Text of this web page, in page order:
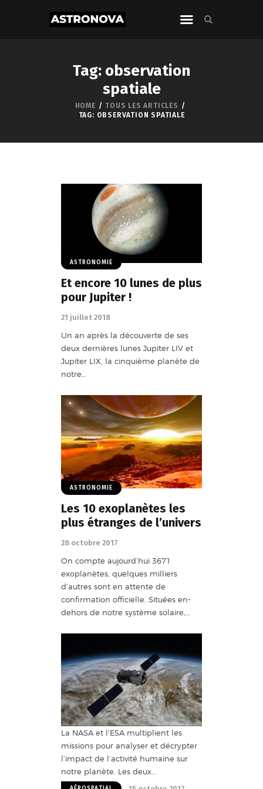
Tag: observation
spatiale
HOME
TOUS LES ARTICLES
TAG: OBSERVATION SPATIALE
ASTRONOMIE
Et encore 10 lunes de plus
pour Jupiter !
21 juillet 2018
Un an après la découverte de ses
deux dernières lunes Jupiter LIV et
Jupiter LIX, la cinquième planète de
notre…
ASTRONOMIE
Les 10 exoplanètes les
plus étranges de l’univers
28 octobre 2017
On compte aujourd’hui 3671
exoplanètes, quelques milliers
d’autres sont en attente de
confirmation officielle. Situées en-
dehors de notre système solaire,…
La NASA et l’ESA multiplient les
missions pour analyser et décrypter
l’impact de l’activité humaine sur
notre planète. Les deux…